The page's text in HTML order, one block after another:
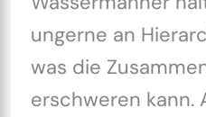
ungerne an
was die
erschweren kann.